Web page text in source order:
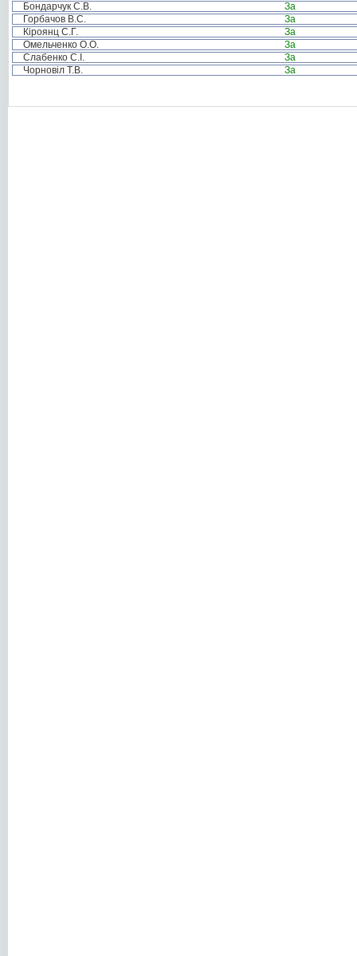
Бондарчук С.В.
За
Горбачов В.С.
За
Кіроянц С.Г.
За
Омельченко О.О.
За
Слабенко С.І.
За
Чорновіл Т.В.
За